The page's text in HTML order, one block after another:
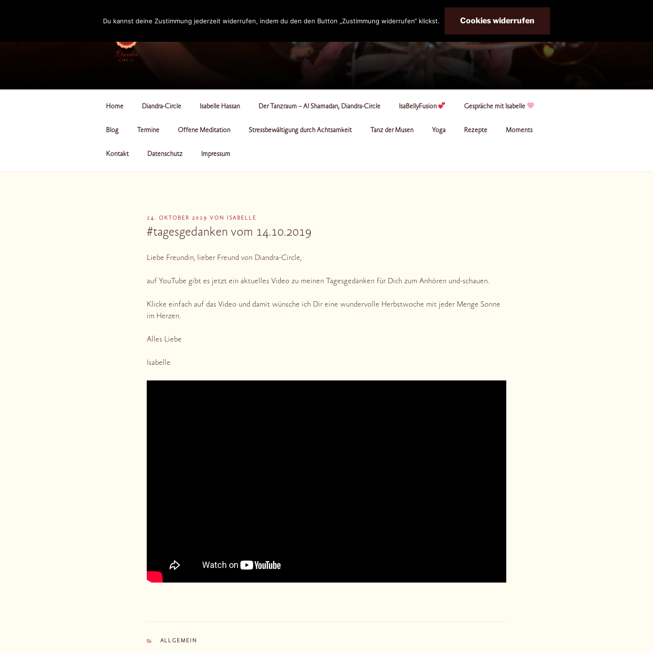
Home Diandra-Circle Isabelle Hassan Der Tanzraum – Al Shamadan, Diandra-Circle IsaBellyFusion Gespräche mit Isabelle
Blog Termine Offene Meditation Stressbewältigung durch Achtsamkeit Tanz der Musen Yoga Rezepte Moments
Kontakt Datenschutz Impressum
VERÖFFENTLICHT
14. OKTOBER 2019 VON ISABELLE
#tagesgedanken vom 14.10.2019
Liebe Freundin, lieber Freund von Diandra-Circle,
auf YouTube gibt es jetzt ein aktuelles Video zu meinen Tagesgedanken für Dich zum Anhören und-schauen.
Klicke einfach auf das Video und damit wünsche ich Dir eine wundervolle Herbstwoche mit jeder Menge Sonne
im Herzen.
Alles Liebe
Isabelle
KATEGORIEN
ALLGEMEIN
Du kannst deine Zustimmung jederzeit widerrufen, indem du den den Button „Zustimmung widerrufen“ klickst. Cookies widerrufen